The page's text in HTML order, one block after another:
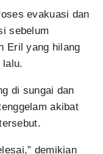
evakuasi dan
sebelum
Eril yang hilang
lalu.
di sungai dan
akibat
demikian